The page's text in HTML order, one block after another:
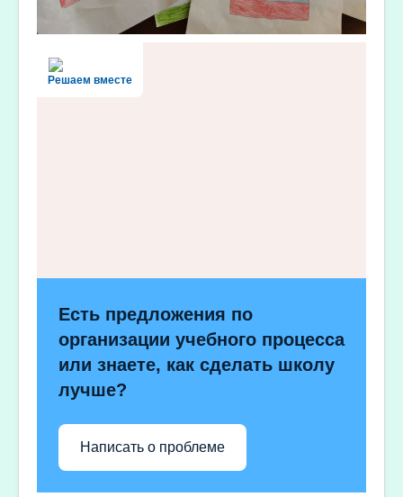
Решаем вместе
Есть предложения по
организации учебного процесса
или знаете, как сделать школу
лучше?
Написать о проблеме